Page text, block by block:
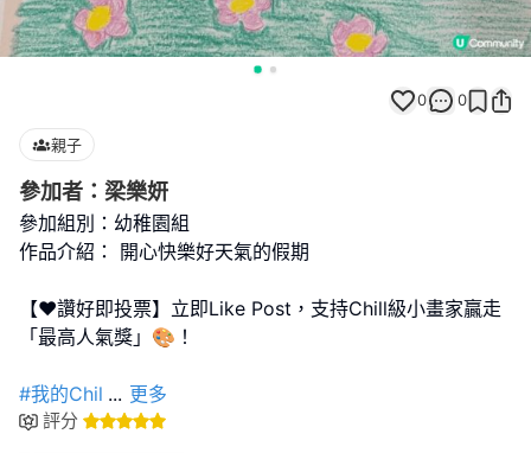
0 0
親子
參加者：梁樂妍
參加組別：幼稚園組
作品介紹： 開心快樂好天氣的假期
【❤️讚好即投票】立即Like Post，支持Chill級小畫家贏走
「最高人氣獎」🎨！
#我的Chil ... 更多
評分